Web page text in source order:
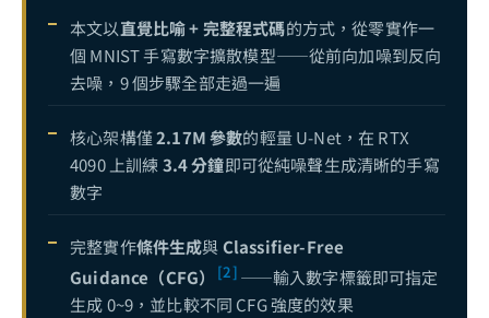
本文以直覺比喻 + 完整程式碼的方式，從零實作一
個 MNIST 手寫數字擴散模型——從前向加噪到反向
去噪，9 個步驟全部走過一遍
核心架構僅2.17M 參數的輕量 U-Net，在 RTX
4090 上訓練3.4 分鐘即可從純噪聲生成清晰的手寫
數字
完整實作條件生成與Classifier-Free
Guidance（CFG）
[2] ——輸入數字標籤即可指定
生成 0~9，並比較不同 CFG 強度的效果